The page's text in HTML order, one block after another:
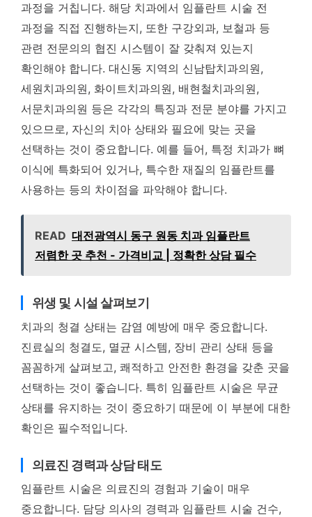
과정을 거칩니다. 해당 치과에서 임플란트 시술 전
과정을 직접 진행하는지, 또한 구강외과, 보철과 등
관련 전문의의 협진 시스템이 잘 갖춰져 있는지
확인해야 합니다. 대신동 지역의 신남탑치과의원,
세원치과의원, 화이트치과의원, 배현철치과의원,
서문치과의원 등은 각각의 특징과 전문 분야를 가지고
있으므로, 자신의 치아 상태와 필요에 맞는 곳을
선택하는 것이 중요합니다. 예를 들어, 특정 치과가 뼈
이식에 특화되어 있거나, 특수한 재질의 임플란트를
사용하는 등의 차이점을 파악해야 합니다.
READ 대전광역시 동구 원동 치과 임플란트
저렴한 곳 추천 - 가격비교 | 정확한 상담 필수
위생 및 시설 살펴보기
치과의 청결 상태는 감염 예방에 매우 중요합니다.
진료실의 청결도, 멸균 시스템, 장비 관리 상태 등을
꼼꼼하게 살펴보고, 쾌적하고 안전한 환경을 갖춘 곳을
선택하는 것이 좋습니다. 특히 임플란트 시술은 무균
상태를 유지하는 것이 중요하기 때문에 이 부분에 대한
확인은 필수적입니다.
의료진 경력과 상담 태도
임플란트 시술은 의료진의 경험과 기술이 매우
중요합니다. 담당 의사의 경력과 임플란트 시술 건수,